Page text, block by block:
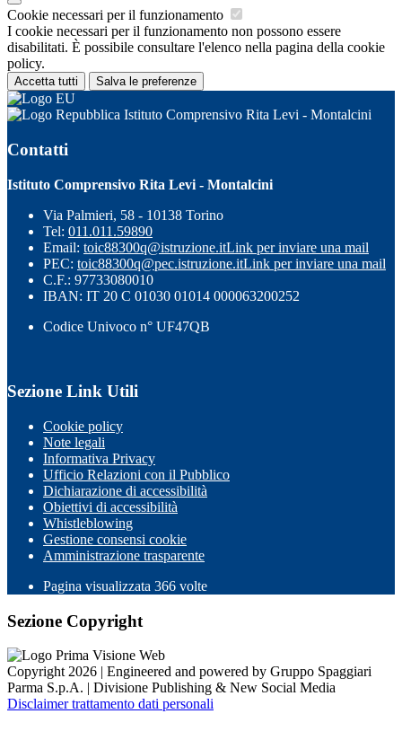
Cookie necessari per il funzionamento
I cookie necessari per il funzionamento non possono essere
disabilitati. È possibile consultare l'elenco nella pagina della cookie
policy.
Accetta tutti Salva le preferenze
Istituto Comprensivo Rita Levi - Montalcini
Contatti
Istituto Comprensivo Rita Levi - Montalcini
Via Palmieri, 58 - 10138 Torino
Tel: 011.011.59890
Email: toic88300q@istruzione.itLink per inviare una mail
PEC: toic88300q@pec.istruzione.itLink per inviare una mail
C.F.: 97733080010
IBAN: IT 20 C 01030 01014 000063200252
Codice Univoco n° UF47QB
Sezione Link Utili
Cookie policy
Note legali
Informativa Privacy
Ufficio Relazioni con il Pubblico
Dichiarazione di accessibilità
Obiettivi di accessibilità
Whistleblowing
Gestione consensi cookie
Amministrazione trasparente
Pagina visualizzata 366 volte
Sezione Copyright
Copyright 2026 | Engineered and powered by Gruppo Spaggiari
Parma S.p.A. | Divisione Publishing & New Social Media
Disclaimer trattamento dati personali